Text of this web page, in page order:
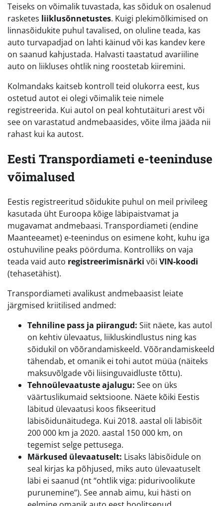
Teiseks on võimalik tuvastada, kas sõiduk on osalenud
rasketes liiklusõnnetustes. Kuigi plekimõlkimised on
linnasõidukite puhul tavalised, on oluline teada, kas
auto turvapadjad on lahti käinud või kas kandev kere
on saanud kahjustada. Halvasti taastatud avariiline
auto on liikluses ohtlik ning roostetab kiiremini.
Kolmandaks kaitseb kontroll teid olukorra eest, kus
ostetud autot ei olegi võimalik teie nimele
registreerida. Kui autol on peal kohtutäituri arest või
see on varastatud andmebaasides, võite ilma jääda nii
rahast kui ka autost.
Eesti Transpordiameti e-teeninduse
võimalused
Eestis registreeritud sõidukite puhul on meil privileeg
kasutada üht Euroopa kõige läbipaistvamat ja
mugavamat andmebaasi. Transpordiameti (endine
Maanteeamet) e-teenindus on esimene koht, kuhu iga
ostuhuviline peaks pöörduma. Kontrolliks on vaja
teada vaid auto registreerimisnärki või VIN-koodi
(tehasetähist).
Transpordiameti avalikust andmebaasist leiate
järgmised kriitilised andmed:
Tehniline pass ja piirangud: Siit näete, kas autol
on kehtiv ülevaatus, liikluskindlustus ning kas
sõidukil on võõrandamiskeeld. Võõrandamiskeeld
tähendab, et omanik ei tohi autot müüa (näiteks
maksuvõlgade või liisinguvaidluste tõttu).
Tehnoülevaatuste ajalugu: See on üks
väärtuslikumaid sektsioone. Näete kõiki Eestis
läbitud ülevaatusi koos fikseeritud
läbisõidunäitudega. Kui 2018. aastal oli läbisõit
200 000 km ja 2020. aastal 150 000 km, on
tegemist selge pettusega.
Märkused ülevaatuselt: Lisaks läbisõidule on
seal kirjas ka põhjused, miks auto ülevaatuselt
läbi ei saanud (nt “ohtlik viga: pidurivoolikute
purunemine”). See annab aimu, kui hästi on